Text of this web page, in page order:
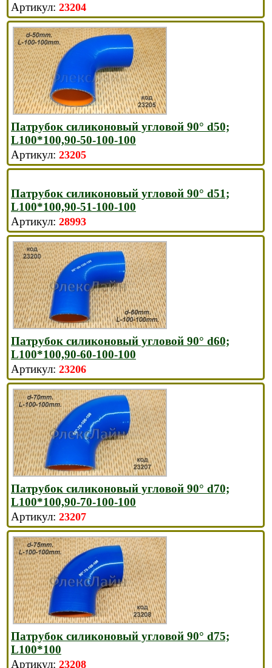
23204
Патрубок силиконовый угловой 90° d50;
L100*100,90-50-100-100
23205
Патрубок силиконовый угловой 90° d51;
L100*100,90-51-100-100
28993
Патрубок силиконовый угловой 90° d60;
L100*100,90-60-100-100
23206
Патрубок силиконовый угловой 90° d70;
L100*100,90-70-100-100
23207
Патрубок силиконовый угловой 90° d75;
L100*100
23208